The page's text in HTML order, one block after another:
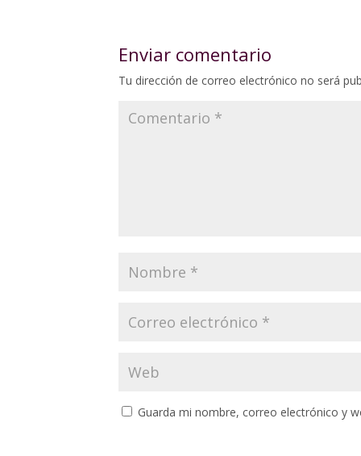
Enviar comentario
Tu dirección de correo electrónico no será
Guarda mi nombre, correo electrónico y